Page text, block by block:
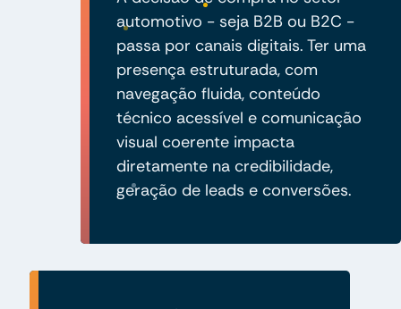
automotivo - seja B2B ou B2C -
passa por canais digitais. Ter uma
presença estruturada, com
navegação fluida, conteúdo
técnico acessível e comunicação
visual coerente impacta
diretamente na credibilidade,
geração de leads e conversões.